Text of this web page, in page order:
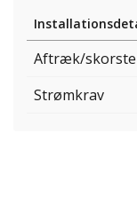
Aftræk/
Strømkrav